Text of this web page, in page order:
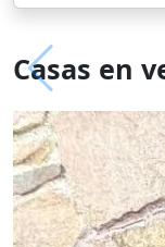
Casas en